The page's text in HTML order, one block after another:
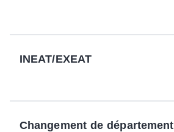
INEAT/EXEAT
Changement de département